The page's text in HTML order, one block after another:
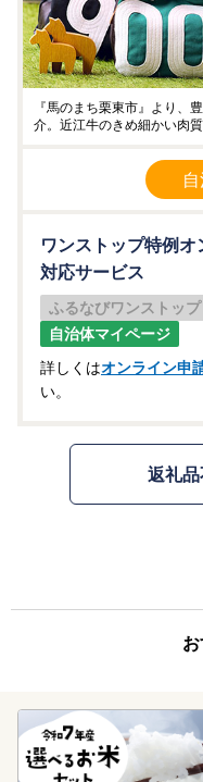
『馬のまち栗東市』より、
介。近江牛のきめ細かい肉
ワンストップ特例
対応サービス
ふるなびワンストッ
自治体マイページ
詳しくはオンライン申
い。
返礼